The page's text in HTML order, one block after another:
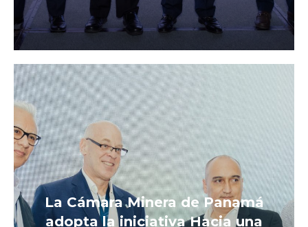
La Cámara Minera de Panamá
adopta la iniciativa Hacia una